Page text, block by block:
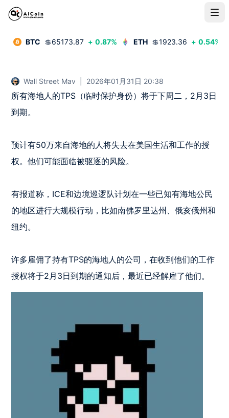
BTC 💲65173.87 + 0.87% ETH 💲1923.36 + 0.54%
Wall Street Mav 2026年01月31日 20:38
所有海地人的TPS（临时保护身份）将于下周二，2月3日
到期。
预计有50万来自海地的人将失去在美国生活和工作的授
权。他们可能面临被驱逐的风险。
有报道称，ICE和边境巡逻队计划在一些已知有海地公民
的地区进行大规模行动，比如南佛罗里达州、俄亥俄州和
纽约。
许多雇佣了持有TPS的海地人的公司，在收到他们的工作
授权将于2月3日到期的通知后，最近已经解雇了他们。